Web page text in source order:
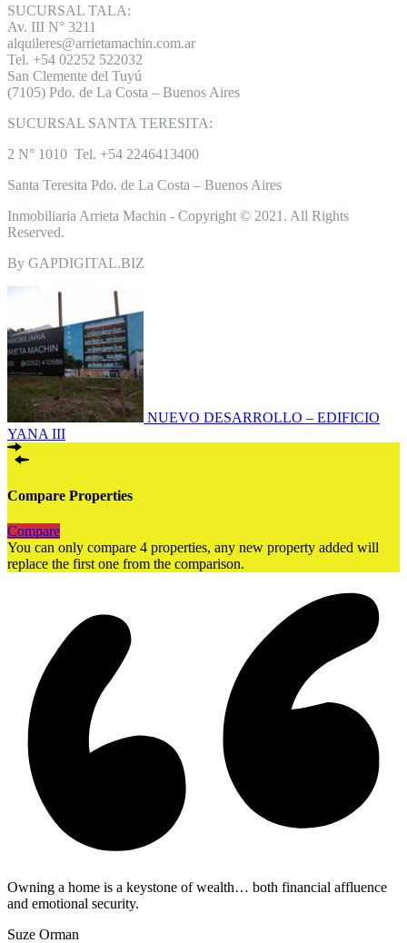
SUCURSAL TALA:
Av. III N° 3211
alquileres@arrietamachin.com.ar
Tel. +54 02252 522032
San Clemente del Tuyú
(7105) Pdo. de La Costa – Buenos Aires
SUCURSAL SANTA TERESITA:
2 N° 1010 Tel. +54 2246413400
Santa Teresita Pdo. de La Costa – Buenos Aires
Inmobiliaria Arrieta Machin - Copyright © 2021. All Rights
Reserved.
By GAPDIGITAL.BIZ
NUEVO DESARROLLO – EDIFICIO
YANA III
Compare Properties
Compare
You can only compare 4 properties, any new property added will
replace the first one from the comparison.
Owning a home is a keystone of wealth… both financial affluence
and emotional security.
Suze Orman